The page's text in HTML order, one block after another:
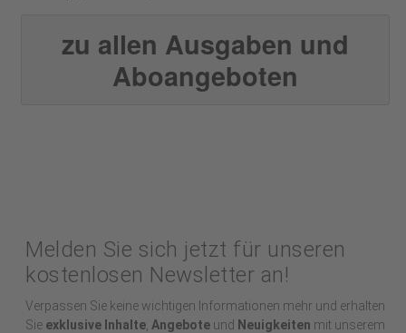
zu allen Ausgaben und
Aboangeboten
Melden Sie sich jetzt für unseren
kostenlosen Newsletter an!
Verpassen Sie keine wichtigen Informationen mehr und erhalten
Sie exklusive Inhalte Angebote und Neuigkeiten mit unserem